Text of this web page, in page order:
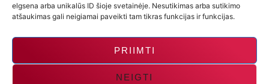
elgsena arba unikalūs ID šioje svetainėje. Nesutikimas arba sutikimo
atšaukimas gali neigiamai paveikti tam tikras funkcijas ir funkcijas.
PRIIMTI
NEIGTI
Kiti produktai